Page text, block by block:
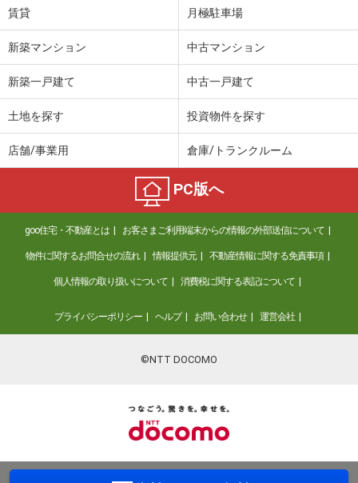
賃貸 月極駐車場
新築マンション 中古マンション
新築一戸建て 中古一戸建て
土地を探す 投資物件を探す
店舗/事業用 倉庫/トランクルーム
PC版へ
goo住宅・不動産とは お客さまご利用端末からの情報の外部送信について
物件に関するお問合せの流れ 情報提供元 不動産情報に関する免責事項
個人情報の取り扱いについて 消費税に関する表記について
プライバシーポリシー ヘルプ お問い合わせ 運営会社
©NTT DOCOMO